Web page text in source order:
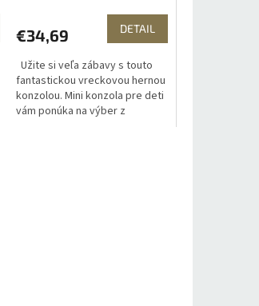
€34,69 DETAIL
Užite si veľa zábavy s touto
fantastickou vreckovou hernou
konzolou. Mini konzola pre deti
vám ponúka na výber z